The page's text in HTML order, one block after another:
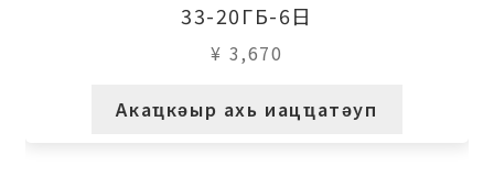
33-20ГБ-6日
¥ 3,670
Акаҵкәыр ахь иацҵатәуп